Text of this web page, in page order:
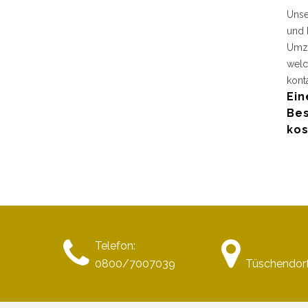
und
Telefon:
0800/7007039